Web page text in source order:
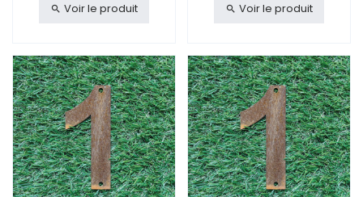
Voir le produit Voir le produit